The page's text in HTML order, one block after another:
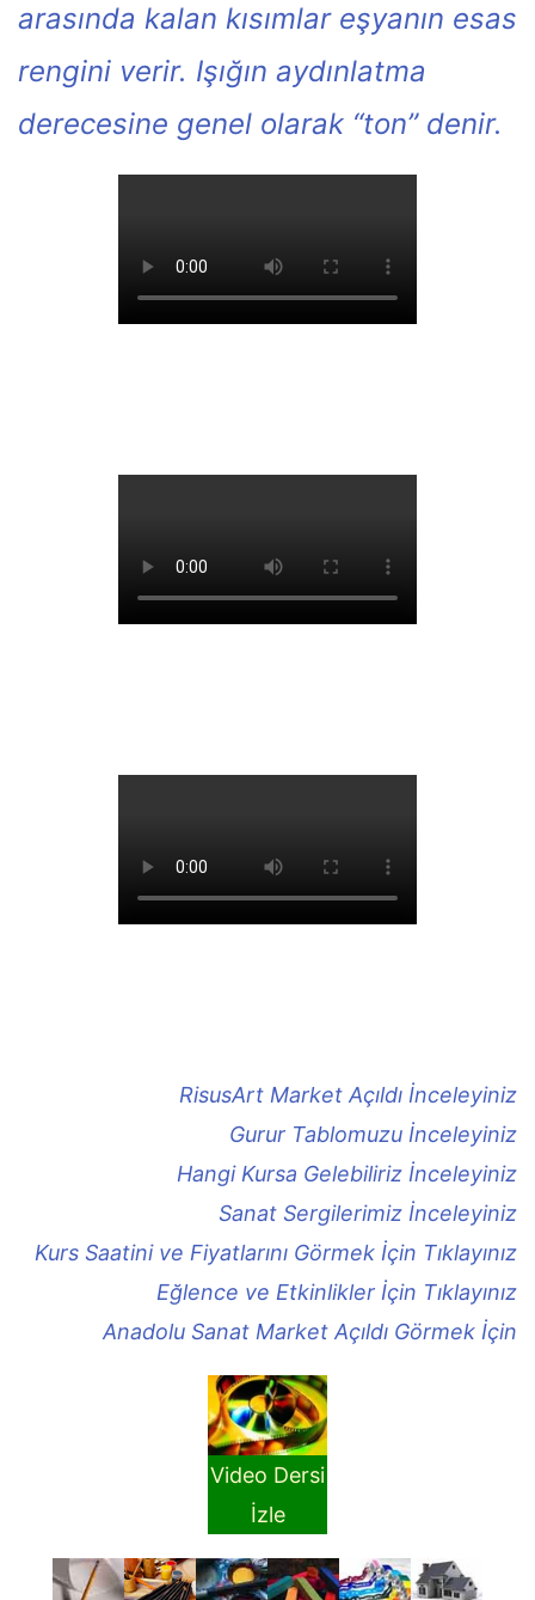
arasında kalan kısımlar eşyanın esas
rengini verir. Işığın aydınlatma
derecesine genel olarak “ton” denir.
RisusArt Market Açıldı İnceleyiniz
Gurur Tablomuzu İnceleyiniz
Hangi Kursa Gelebiliriz İnceleyiniz
Sanat Sergilerimiz İnceleyiniz
Kurs Saatini ve Fiyatlarını Görmek İçin Tıklayınız
Eğlence ve Etkinlikler İçin Tıklayınız
Anadolu Sanat Market Açıldı Görmek İçin
Video Dersi
İzle